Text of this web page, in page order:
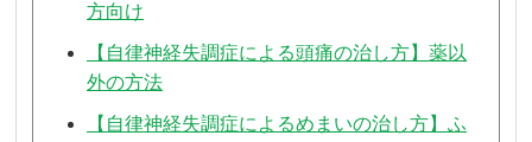
方向け
【自律神経失調症による頭痛の治し方】薬以
外の方法
【自律神経失調症によるめまいの治し方】ふ